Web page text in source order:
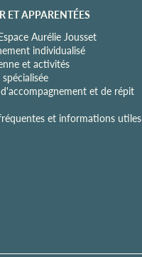
ET APPARENTÉES
Aurélie Jousset
individualisé
et activités
et de répit
et informations utiles